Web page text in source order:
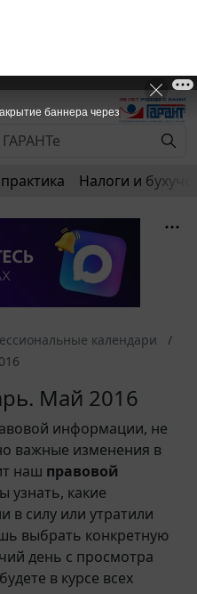
информации, не
важные изменения в
нашправовой
узнать, какие
силу или утратили
выбрать конкретную
день с просмотра
в курсе всех